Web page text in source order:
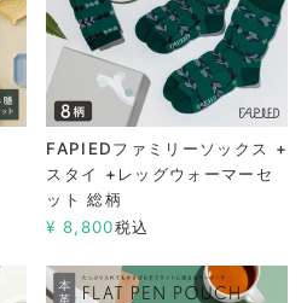
FAPIEDファミリーソックス +
スタイ +レッグウォーマーセ
ット 総柄
¥ 8,800税込